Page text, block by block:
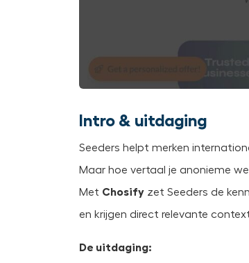
Intro & uitdaging
Seeders helpt merken
Maar hoe vertaal je anonieme
Met Chosify zet Seeders de
en krijgen direct relevante
De uitdaging: